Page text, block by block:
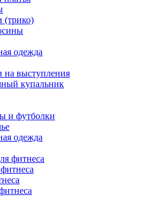
(трико)
одежда
на выступления
купальник
и футболки
одежда
фитнеса